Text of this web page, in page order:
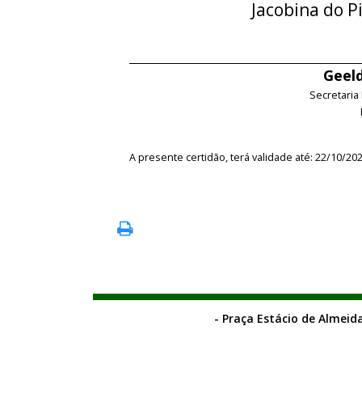
Jacobina do
A presente certidão, terá validade até: 22/10/
- Praça Estácio de